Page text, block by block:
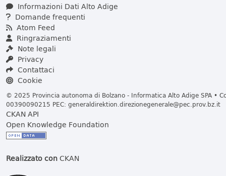
Informazioni Dati Alto Adige
Domande frequenti
Atom Feed
Ringraziamenti
Note legali
Privacy
Contattaci
Cookie
© 2025 Provincia autonoma di Bolzano - Informatica Alto Adige SPA •
00390090215 PEC: generaldirektion.direzionegenerale@pec.prov.bz.it
CKAN API
Open Knowledge Foundation
Realizzato conCKAN